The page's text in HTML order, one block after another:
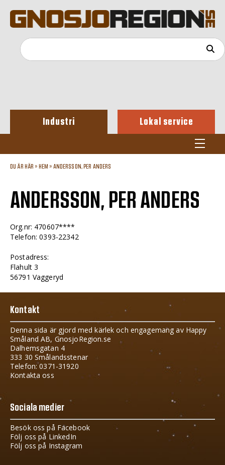
Industri Lokal service
DU ÄR HÄR » HEM » ANDERSSON, PER ANDERS
ANDERSSON, PER ANDERS
Org.nr: 470607****
Telefon: 0393-22342
Postadress:
Flahult 3
56791 Vaggeryd
Kontakt
Denna sida är gjord med kärlek och engagemang av Happy
Småland AB, GnosjoRegion.se
Dalhemsgatan 4
333 30 Smålandsstenar
Telefon: 0371-31920
Kontakta oss
Sociala medier
Besök oss på Facebook
Följ oss på LinkedIn
Följ oss på Instagram